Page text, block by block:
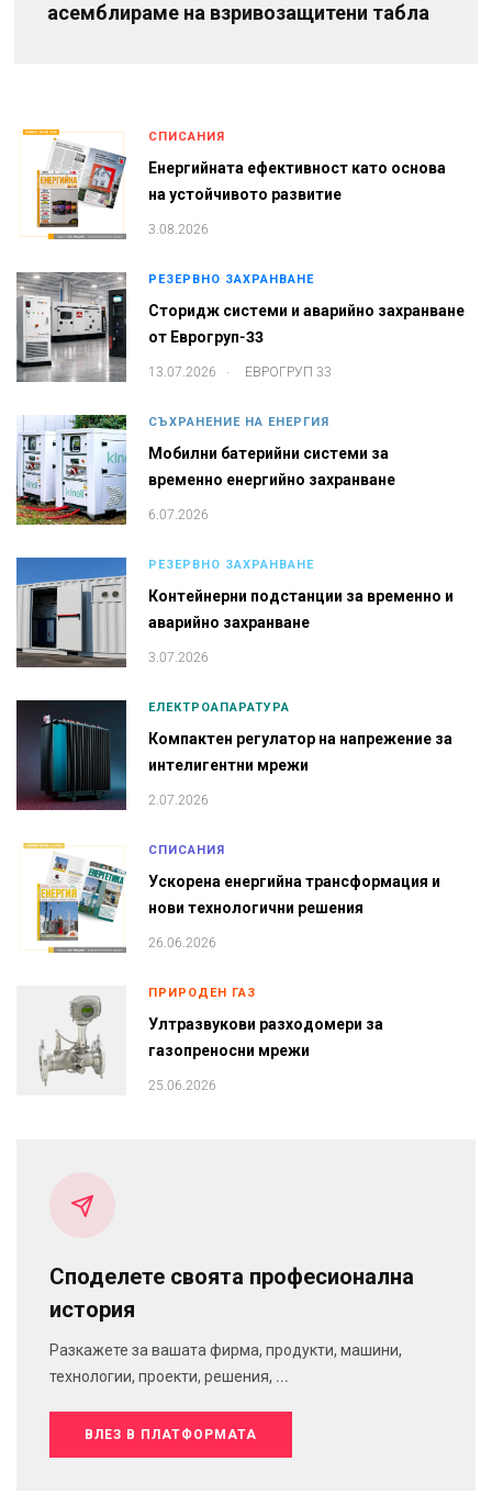
асемблираме на взривозащитени табла
СПИСАНИЯ
Енергийната ефективност като основа
на устойчивото развитие
3.08.2026
РЕЗЕРВНО ЗАХРАНВАНЕ
Сторидж системи и аварийно захранване
от Еврогруп-33
13.07.2026 ЕВРОГРУП 33
СЪХРАНЕНИЕ НА ЕНЕРГИЯ
Мобилни батерийни системи за
временно енергийно захранване
6.07.2026
РЕЗЕРВНО ЗАХРАНВАНЕ
Контейнерни подстанции за временно и
аварийно захранване
3.07.2026
ЕЛЕКТРОАПАРАТУРА
Компактен регулатор на напрежение за
интелигентни мрежи
2.07.2026
СПИСАНИЯ
Ускорена енергийна трансформация и
нови технологични решения
26.06.2026
ПРИРОДЕН ГАЗ
Ултразвукови разходомери за
газопреносни мрежи
25.06.2026
Споделете своята професионална
история
Разкажете за вашата фирма, продукти, машини,
технологии, проекти, решения, ...
ВЛЕЗ В ПЛАТФОРМАТА